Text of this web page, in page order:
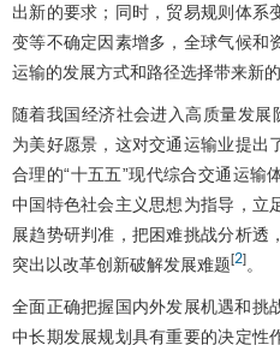
出新的要求；同时，贸易规则体系
变等不确定因素增多，全球气候和
运输的发展方式和路径选择带来新的
随着我国经济社会进入高质量发展
为美好愿景，这对交通运输业提出
合理的“十五五”现代综合交通运输
中国特色社会主义思想为指导，立
展趋势研判准，把困难挑战分析透
突出以改革创新破解发展难题[2] 。
全面正确把握国内外发展机遇和挑
中长期发展规划具有重要的决定性